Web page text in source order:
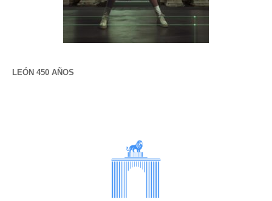
LEÓN 450 AÑOS